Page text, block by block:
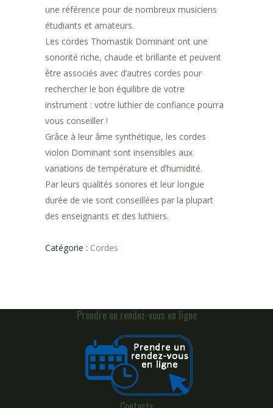
une référence pour de nombreux musiciens
étudiants et amateurs.
Les cordes Thomastik Dominant ont une
sonorité riche, chaude et brillante et peuvent
être associés avec d’autres cordes pour
rechercher le bon équilibre de votre
instrument : votre luthier de confiance pourra
vous conseiller !
Grâce à leur âme synthétique, les cordes
violon Dominant sont insensibles aux
variations de température et d’humidité.
Par leurs qualités sonores et leur longue
durée de vie sont conseillées par la plupart
des enseignants et des luthiers.
Catégorie : Cordes
Prendre un rendez-vous en ligne